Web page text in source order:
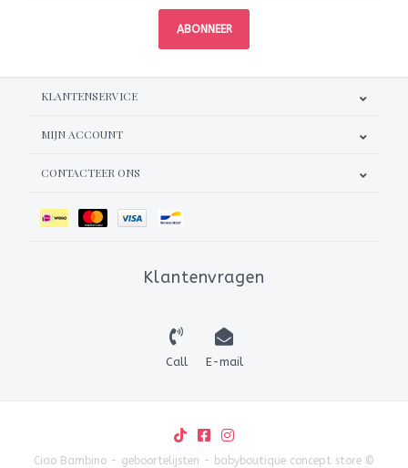
ABONNEER
KLANTENSERVICE
MIJN ACCOUNT
CONTACTEER ONS
Klantenvragen
Call E-mail
Ciao Bambino - geboortelijsten - babyboutique concept store ©